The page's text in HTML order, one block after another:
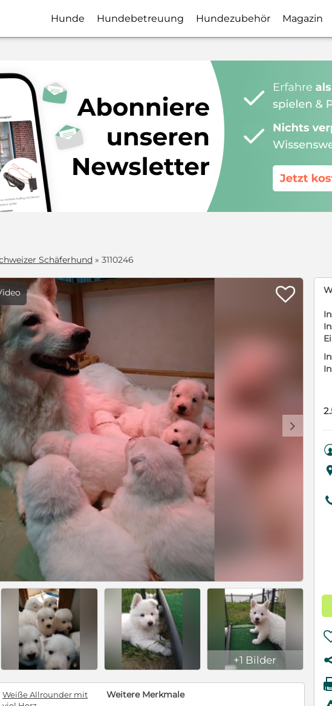
Hunde Hundebetreuung Hundezubehör Magazin
Schäferhund » 3110246

d
+1 Bilder
Weiße Allrounder mit
Weitere Merkmale